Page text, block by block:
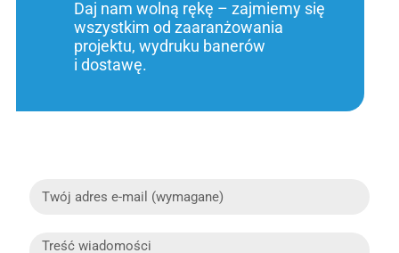
Daj nam wolną rękę – zajmiemy się
wszystkim od zaaranżowania
projektu, wydruku banerów
i dostawę.